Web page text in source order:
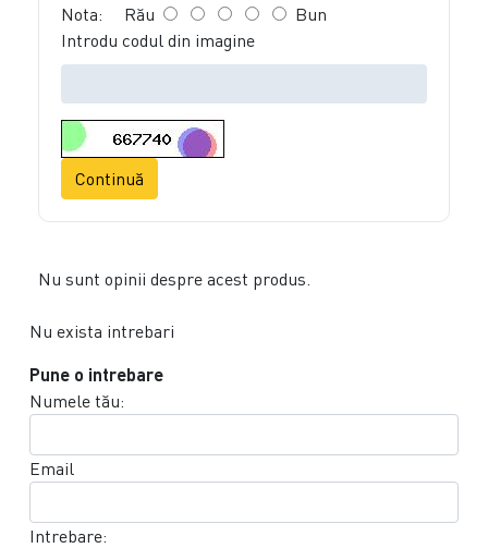
Nota: Rău
Bun
Introdu codul din imagine
Continuă
Nu sunt opinii despre acest produs.
Nu exista intrebari
Pune o intrebare
Numele tău:
Email
Intrebare: